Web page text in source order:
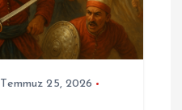
Temmuz 25, 2026